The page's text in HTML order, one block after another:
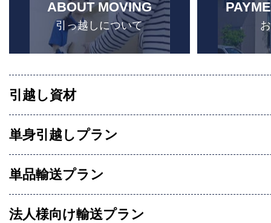
ABOUT MOVING
引っ越しについて
引越し資材
単身引越しプラン
単品輸送プラン
法人様向け輸送プラン